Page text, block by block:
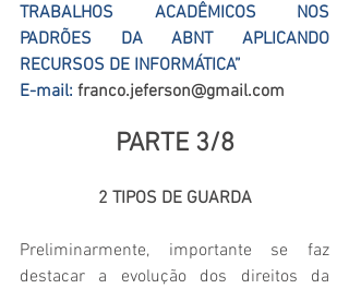
TRABALHOS ACADÊMICOS NOS
PADRÕES DA ABNT APLICANDO
RECURSOS DE INFORMÁTICA”
E-mail: franco.jeferson@gmail.com
PARTE 3/8
2 TIPOS DE GUARDA
Preliminarmente, importante se faz
destacar a evolução dos direitos da